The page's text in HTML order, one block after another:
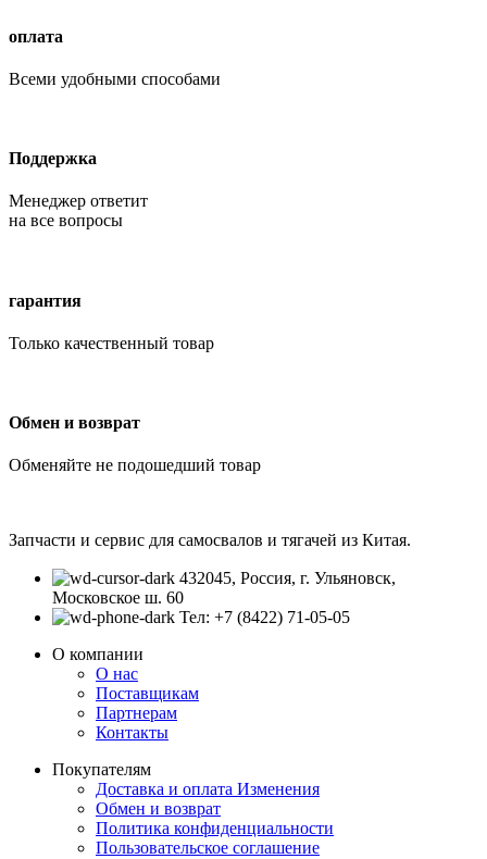
оплата
Всеми удобными способами
Поддержка
Менеджер ответит
на все вопросы
гарантия
Только качественный товар
Обмен и возврат
Обменяйте не подошедший товар
Запчасти и сервис для самосвалов и тягачей из Китая.
432045, Россия, г. Ульяновск,
Московское ш. 60
Тел: +7 (8422) 71-05-05
О компании
О нас
Поставщикам
Партнерам
Контакты
Покупателям
Доставка и оплата Изменения
Обмен и возврат
Политика конфиденциальности
Пользовательское соглашение